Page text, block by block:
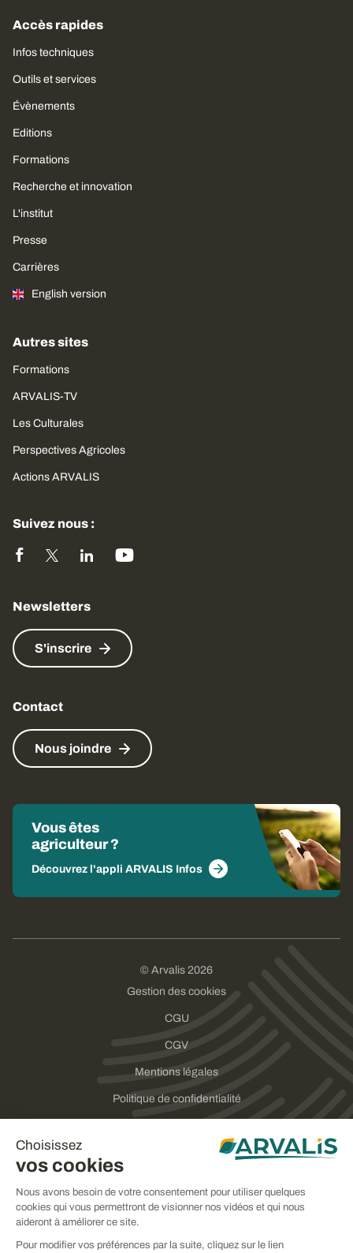
Choisissez
vos cookies
Nous avons besoin de votre consentement pour utiliser quelques
cookies qui vous permettront de visionner nos vidéos et qui nous
aideront à améliorer ce site.
Pour modifier vos préférences par la suite, cliquez sur le lien
Accès rapides
Infos techniques
Outils et services
Évènements
Editions
Formations
Recherche et innovation
L'institut
Presse
Carrières
English version
Autres sites
Formations
ARVALIS-TV
Les Culturales
Perspectives Agricoles
Actions ARVALIS
Suivez nous :
Newsletters
S'inscrire
Contact
Nous joindre
Vous êtes
agriculteur ?
Découvrez l'appli ARVALIS Infos
© Arvalis 2026
Gestion des cookies
CGU
CGV
Mentions légales
Politique de confidentialité